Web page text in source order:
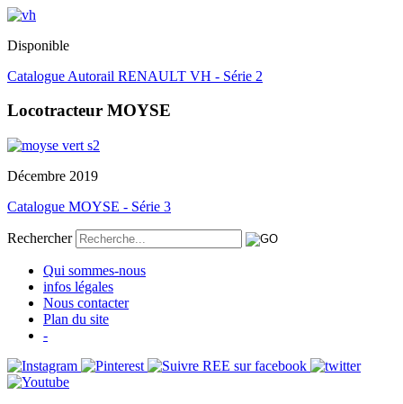
Disponible
Catalogue Autorail RENAULT VH - Série 2
Locotracteur MOYSE
Décembre 2019
Catalogue MOYSE - Série 3
Rechercher
Qui sommes-nous
infos légales
Nous contacter
Plan du site
-